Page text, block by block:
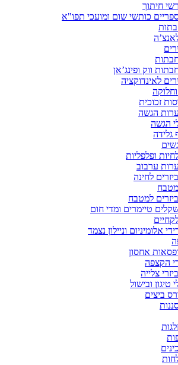
חיתוך
כותשי שום ומועכי תפו"א
ווק ופינג’אן
לאינדוקציה
זכוכית
הגשה
הגשה
גלידה
ופלפליות
ערבוב
לחינה
למטבח
טיימרים ומדי חום
אלומיניום וניילון נצמד
אחסון
הקצפה
צלייה
טיגון ובישול
ביצים